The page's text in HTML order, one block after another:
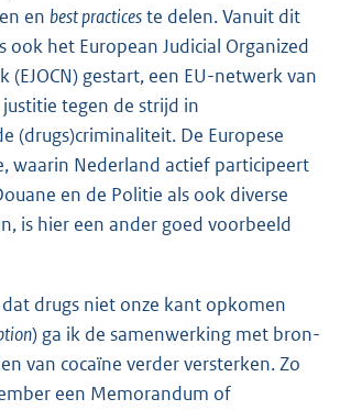
en best practiceste delen. Vanuit dit
ook het European Judicial Organized
(EJOCN) gestart, een EU-netwerk van
tegen de strijd in
(drugs)criminaliteit. De Europese
waarin Nederland actief participeert
en de Politie als ook diverse
is hier een ander goed voorbeeld
drugs niet onze kant opkomen
) ga ik de samenwerking met bron-
van cocaïne verder versterken. Zo
een Memorandum of